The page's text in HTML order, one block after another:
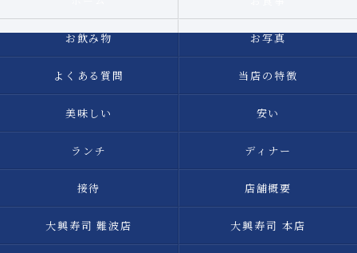
お飲み物 お写真
よくある質問 当店の特徴
美味しい 安い
ランチ ディナー
接待 店舗概要
大興寿司 難波店 大興寿司 本店